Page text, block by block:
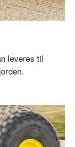
leveres til